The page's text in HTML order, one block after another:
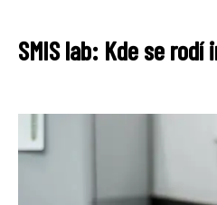
SMIS lab: Kde se